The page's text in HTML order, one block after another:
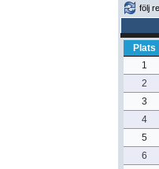
följ
Plats
1
2
3
4
5
6